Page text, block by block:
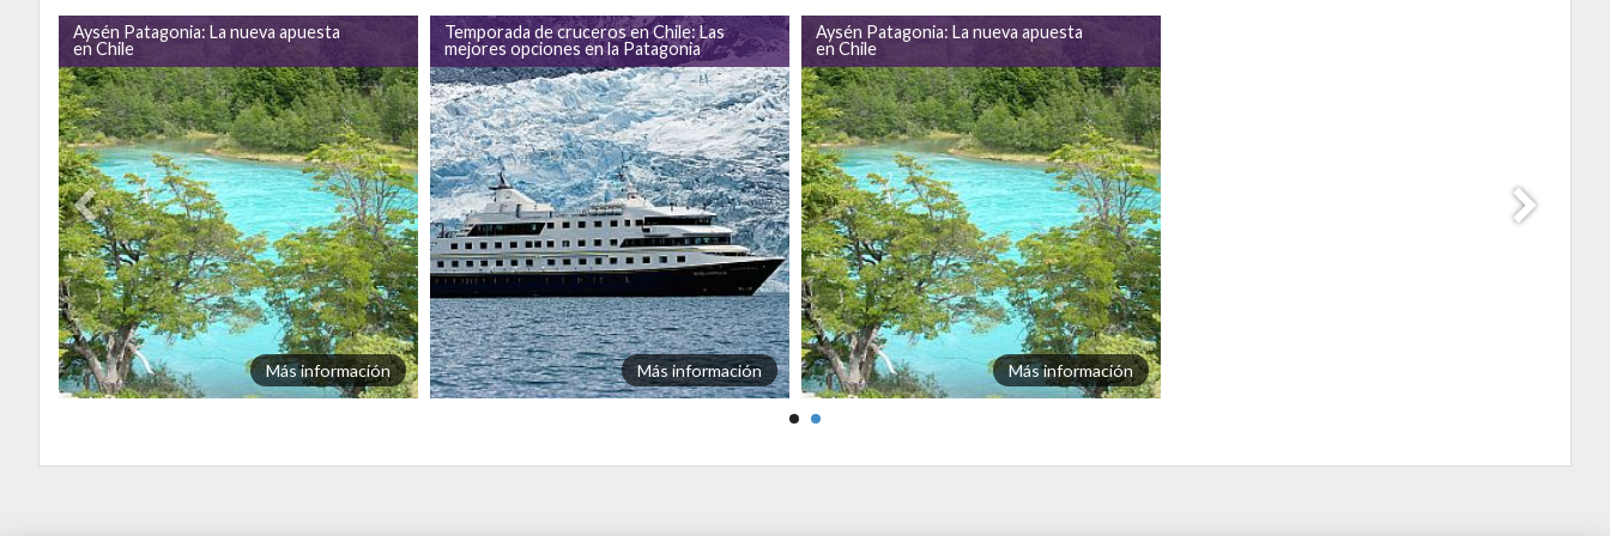
Aysén Patagonia: La nueva apuesta
en Chile
Más información
Temporada de cruceros en Chile: Las
mejores opciones en la Patagonia
Más información
Aysén Patagonia: La nueva apuesta
en Chile
Más información